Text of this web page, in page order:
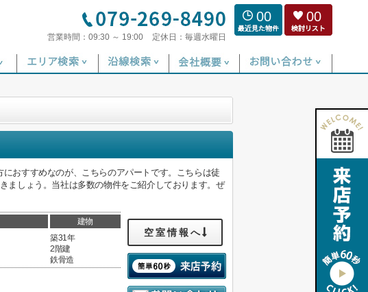
営業時間： 09:30 ～ 19:00 定休日： 毎週水曜日
00 00
おすすめなのが、こちらのアパートです。こちらは徒
ましょう。当社は多数の物件をご紹介しております。ぜ
建物
築31年
2階建
鉄骨造
空室情報へ